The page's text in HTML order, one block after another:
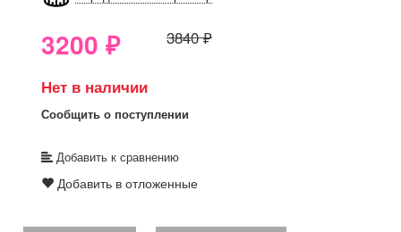
3200 ₽ 3840 ₽
Нет в наличии
Сообщить о поступлении
Добавить к сравнению
Добавить в отложенные